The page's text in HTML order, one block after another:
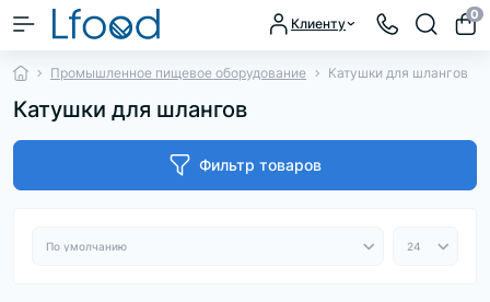
Клиенту
0
Промышленное пищевое оборудование Катушки для шлангов
Катушки для шлангов
Фильтр товаров